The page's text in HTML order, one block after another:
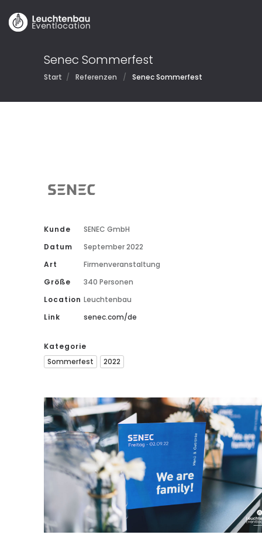
Senec Sommerfest
Start / Referenzen / Senec Sommerfest
Kunde
SENEC GmbH
Datum
September 2022
Art
Firmenveranstaltung
Größe
340 Personen
Location Leuchtenbau
Link
senec.com/de
Kategorie
Sommerfest
2022